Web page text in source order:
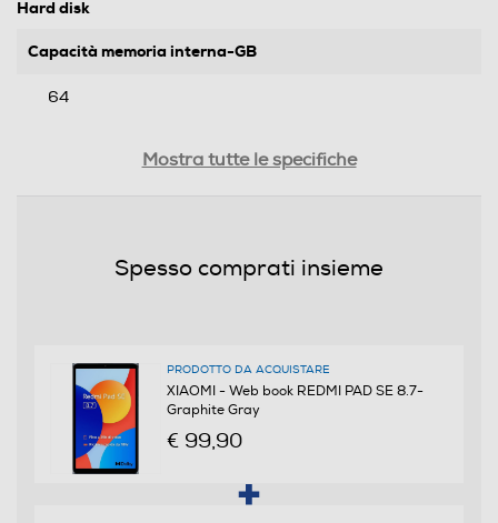
Hard disk
Capacità memoria interna-GB
64
Ris. orizzontale-pixel
1340
Ris. verticale-pixel
Mostra tutte le specifiche
Spesso comprati insieme
PRODOTTO DA ACQUISTARE
XIAOMI - Web book REDMI PAD SE 8.7-
Graphite Gray
€ 99,90